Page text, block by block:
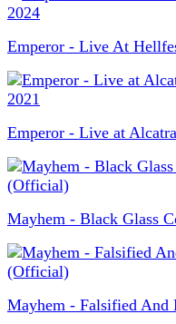
Emperor - Live At
Emperor - Live at
Mayhem - Black Glass
Mayhem - Falsified And